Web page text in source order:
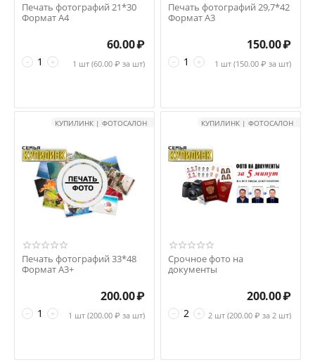
Печать фотографий 21*30
Формат А4
+
−
60.00₽
1 шт (60.00 ₽ за шт)
Печать фотографий 29,7*42
Формат А3
+
−
150.00₽
1 шт (150.00 ₽ за шт)
КУПИЛИНК | ФОТОСАЛОН
Печать фотографий 33*48
Формат А3+
+
−
200.00₽
1 шт (200.00 ₽ за шт)
КУПИЛИНК | ФОТОСАЛОН
Срочное фото на
документы
+
−
200.00₽
2 шт (200.00 ₽ за 2 шт)